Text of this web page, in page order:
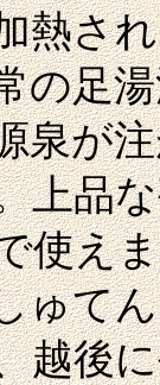
熱さ
の足
泉が
上品
使え
ゅて
越後